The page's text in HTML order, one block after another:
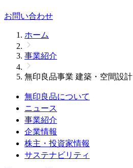
お問い合わせ
ホーム
事業紹介
無印良品事業 建築・空間設計
無印良品について
ニュース
事業紹介
企業情報
株主・投資家情報
サステナビリティ